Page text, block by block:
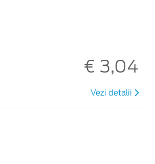
€ 3,04
Vezi detalii